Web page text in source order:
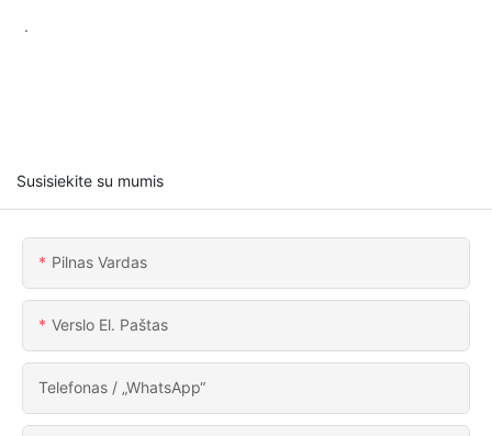
.
Susisiekite su mumis
Pilnas Vardas
Verslo El. Paštas
Telefonas / „WhatsApp“